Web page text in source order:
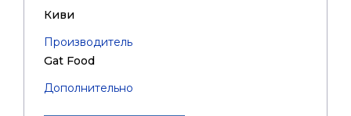
Киви
Производитель
Gat Food
Дополнительно